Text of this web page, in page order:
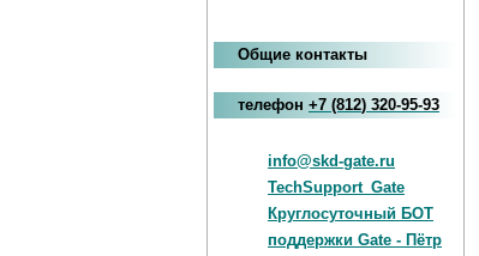
Общие контакты
телефон +7 (812) 320-95-93
info@skd-gate.ru
TechSupport_Gate
Круглосуточный БОТ
поддержки Gate - Пётр